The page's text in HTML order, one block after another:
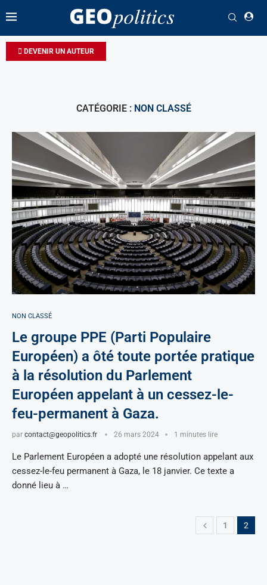
DEVENIR UN AUTEUR
CATÉGORIE : NON CLASSÉ
NON CLASSÉ
Le groupe PPE (Parti Populaire
Européen) a ôté toute portée pratique
à la résolution du Parlement
Européen appelant à un cessez-le-
feu-permanent à Gaza.
par contact@geopolitics.fr 26 mars 2024 1 minutes lire
Le Parlement Européen a adopté une résolution appelant aux
cessez-le-feu permanent à Gaza, le 18 janvier. Ce texte a
donné lieu à …
1 2